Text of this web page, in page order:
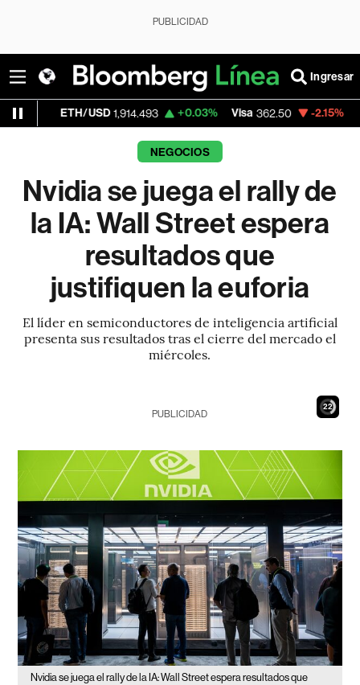
PUBLICIDAD
Ingresar
1,914.493 +0.03% Visa 362.50 -2.15% MercadoLibre
NEGOCIOS
Nvidia se juega el rally de
la IA: Wall Street espera
resultados que
justifiquen la euforia
El líder en semiconductores de inteligencia artificial
presenta sus resultados tras el cierre del mercado el
miércoles.
20
PUBLICIDAD
Nvidia se juega el rally de la IA: Wall Street espera resultados que